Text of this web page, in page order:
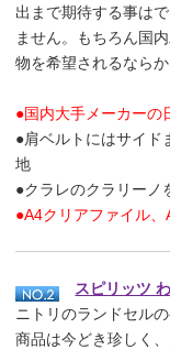
出まで期待する事は
ません。もちろん国
物を希望されるなら
●国内大手メーカーの
●肩ベルトにはサイド
地
●クラレのクラリーノ
●A4クリアファイル、
スピリッツ
ニトリのランドセル
商品は今どき珍しく